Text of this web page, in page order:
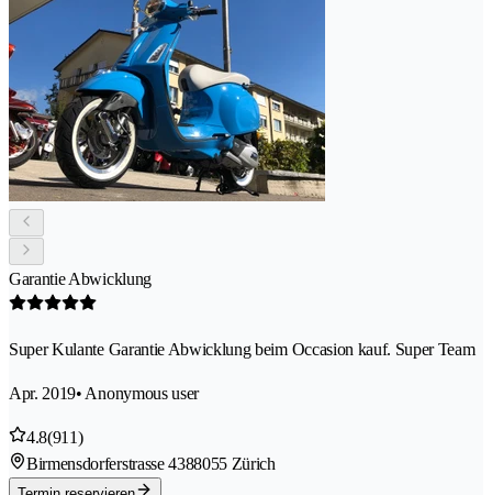
Garantie Abwicklung
Super Kulante Garantie Abwicklung beim Occasion kauf. Super Team
Apr. 2019• Anonymous user
4.8(911)
Birmensdorferstrasse 4388055 Zürich